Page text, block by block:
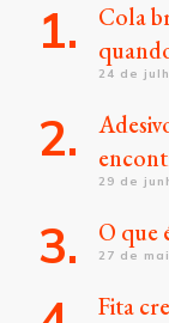
Cola
24 de
29 de
O que
27 de
Fita